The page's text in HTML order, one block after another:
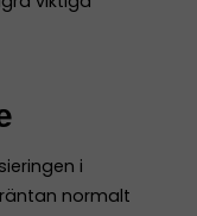
i
normalt